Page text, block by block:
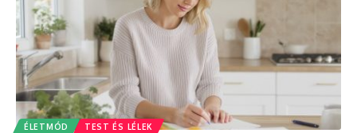
ÉLETMÓD TEST ÉS LÉLEK